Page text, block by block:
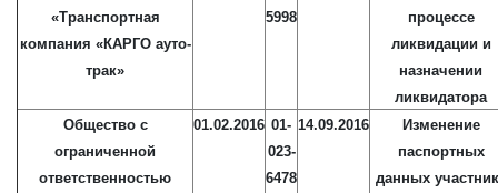
«Транспортная
компания «КАРГО ауто-
трак»
5998
процессе
ликвидации и
назначении
ликвидатора
Общество с
ограниченной
ответственностью
01.02.2016 01-
023-
6478
14.09.2016
Изменение
паспортных
данных